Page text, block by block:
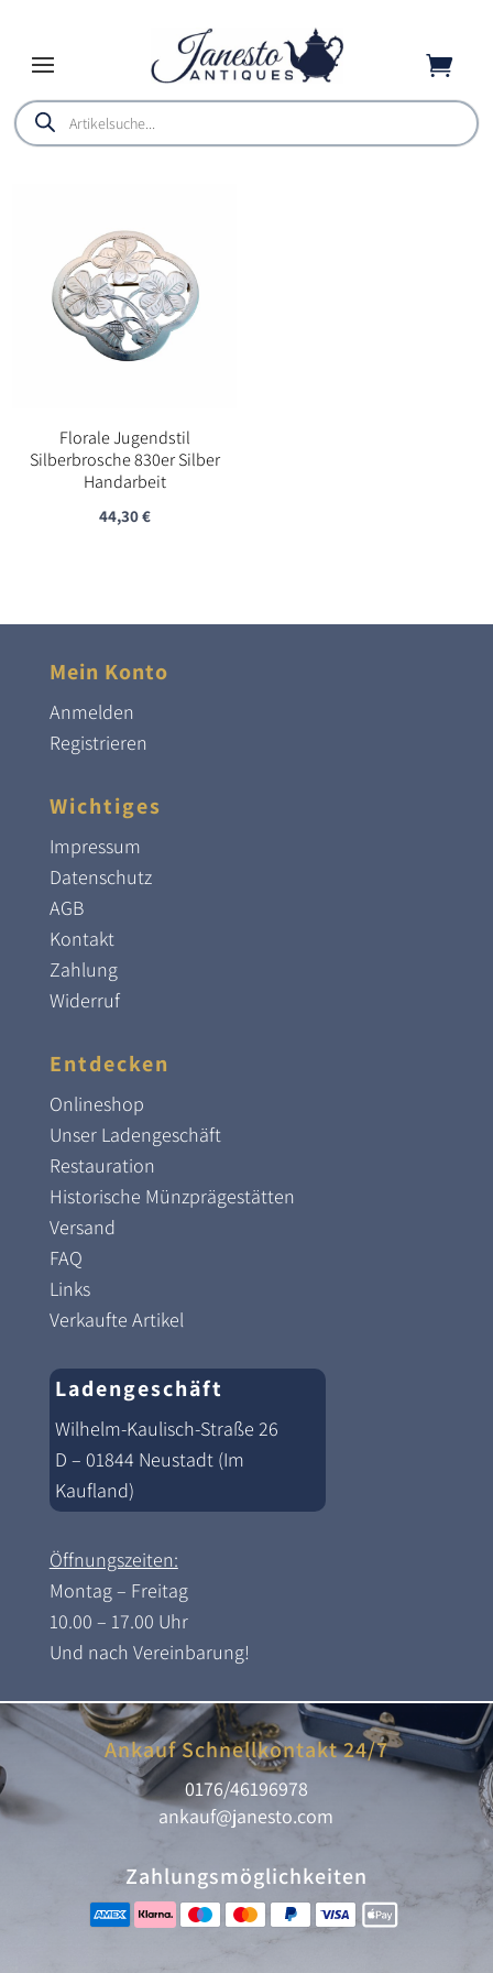

Products
search
Florale Jugendstil
Silberbrosche 830er Silber
Handarbeit
44,30€
Mein Konto
Anmelden
Registrieren
Wichtiges
Impressum
Datenschutz
AGB
Kontakt
Zahlung
Widerruf
Entdecken
Onlineshop
Unser Ladengeschäft
Restauration
Historische Münzprägestätten
Versand
FAQ
Links
Verkaufte Artikel
Ladengeschäft
Wilhelm-Kaulisch-Straße 26
D – 01844 Neustadt (Im
Kaufland)
Öffnungszeiten:
Montag – Freitag
10.00 – 17.00 Uhr
Und nach Vereinbarung!
Ankauf Schnellkontakt 24/7
0176/46196978
ankauf@janesto.com
Zahlungsmöglichkeiten